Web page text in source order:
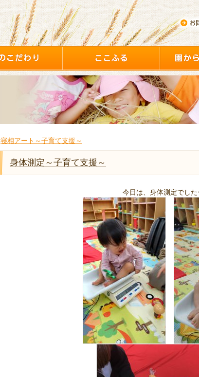
寝相アート～子育て支援～
身体測定～子育て支援～
今日は、身体測定でした